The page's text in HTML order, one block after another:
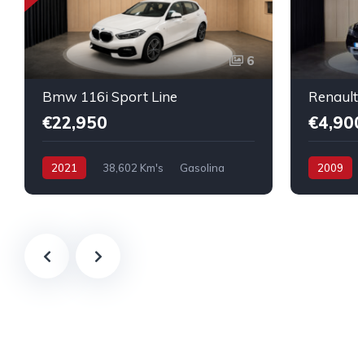
6
Bmw 116i Sport Line
€22,950
2021 38,602 Km's Gasolina 2009